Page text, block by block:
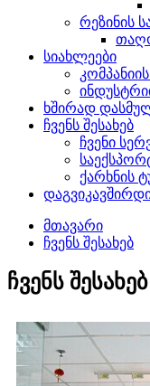
რეზინის
სიახლეები
ხშირად
ჩვენს შესახებ
ჩვენი
ქარხნის
მთავარი
ჩვენს შესახებ
ჩვენს შესახებ